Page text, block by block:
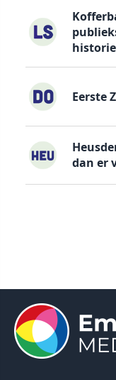
Eerste
dan er